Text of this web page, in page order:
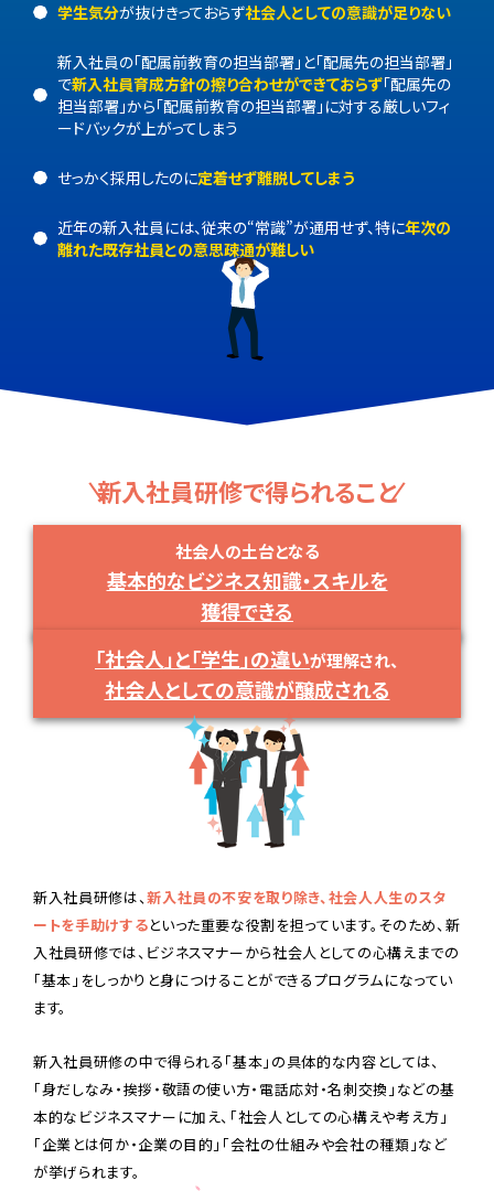
学生気分が抜けきっておらず社会人としての意識が足りない
新入社員の「配属前教育の担当部署」と「配属先の担当部署」
で新入社員育成方針の擦り合わせができておらず「配属先の
担当部署」から「配属前教育の担当部署」に対する厳しいフィ
ードバックが上がってしまう
せっかく採用したのに定着せず離脱してしまう
近年の新入社員には、従来の“常識”が通用せず、特に年次の
離れた既存社員との意思疎通が難しい
新入社員研修で得られること
社会人の土台となる
基本的なビジネス知識・スキルを
獲得できる
「社会人」と「学生」の違いが理解され、
社会人としての意識が醸成される
新入社員研修は、新入社員の不安を取り除き、社会人人生のスタ
ートを手助けするといった重要な役割を担っています。そのため、新
入社員研修では、ビジネスマナーから社会人としての心構えまでの
「基本」をしっかりと身につけることができるプログラムになってい
ます。
新入社員研修の中で得られる「基本」の具体的な内容としては、
「身だしなみ・挨拶・敬語の使い方・電話応対・名刺交換」などの基
本的なビジネスマナーに加え、「社会人としての心構えや考え方」
「企業とは何か・企業の目的」「会社の仕組みや会社の種類」など
が挙げられます。